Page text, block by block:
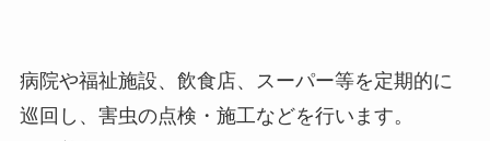
病院や福祉施設、飲食店、スーパー等を定期的に
巡回し、害虫の点検・施工などを行います。